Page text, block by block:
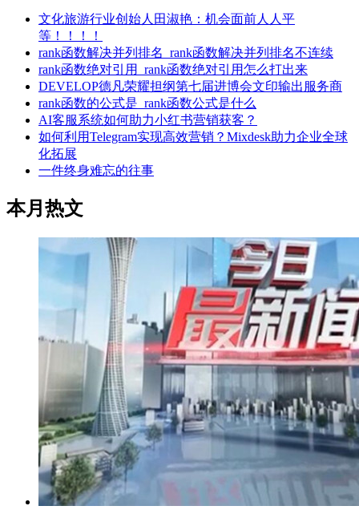
文化旅游行业创始人田淑艳：机会面前人人平
等！！！！
rank函数解决并列排名_rank函数解决并列排名不连续
rank函数绝对引用_rank函数绝对引用怎么打出来
DEVELOP德凡荣耀担纲第七届进博会文印输出服务商
rank函数的公式是_rank函数公式是什么
AI客服系统如何助力小红书营销获客？
如何利用Telegram实现高效营销？Mixdesk助力企业全球
化拓展
一件终身难忘的往事
本月热文